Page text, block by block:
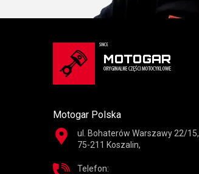
Motogar Polska
ul. Bohaterów Warszawy 22/15,
75-211 Koszalin,
Telefon: